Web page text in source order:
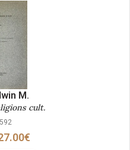
M.
cult.
€